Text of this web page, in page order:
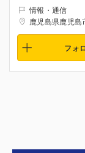
情報・通信
鹿児島県鹿児
フォ